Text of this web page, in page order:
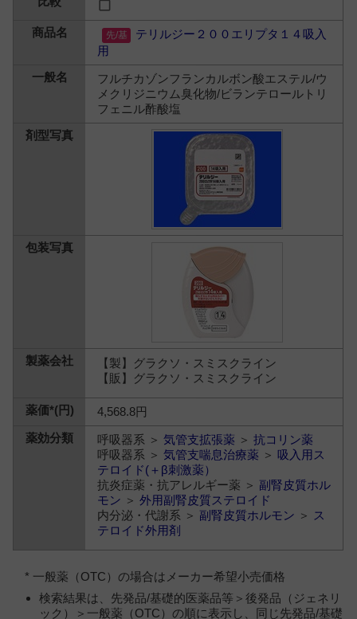
テリルジー２００エリプタ１４吸入
用
フルチカゾンフランカルボン酸エステル/ウ
メクリジニウム臭化物/ビランテロールトリ
フェニル酢酸塩
【製】グラクソ・スミスクライン
【販】グラクソ・スミスクライン
4,568.8円
呼吸器系 ＞気管支拡張薬 ＞抗コリン薬
呼吸器系 ＞気管支喘息治療薬 ＞吸入用ス
テロイド(＋β刺激薬）
抗炎症薬・抗アレルギー薬 ＞ 副腎皮質ホル
モン ＞外用副腎皮質ステロイド
内分泌・代謝系 ＞ 副腎皮質ホルモン ＞ ス
テロイド外用剤
* 一般薬（OTC）の場合はメーカー希望小売価格
検索結果は、先発品/基礎的医薬品等＞後発品（ジェネリ
ック）＞一般薬（OTC）の順に表示し、同じ先発品/基礎